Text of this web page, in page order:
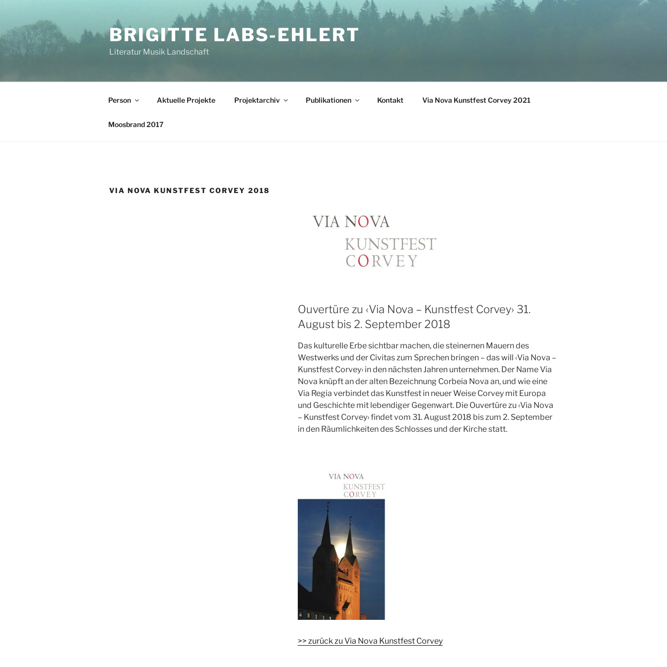
springen
BRIGITTE LABS-EHLERT
Literatur Musik Landschaft
Person Aktuelle Projekte Projektarchiv Publikationen Kontakt Via Nova Kunstfest Corvey 2021
Moosbrand 2017
VIA NOVA KUNSTFEST CORVEY 2018
Ouvertüre zu ‹Via Nova – Kunstfest Corvey› 31.
August bis 2. September 2018
Das kulturelle Erbe sichtbar machen, die steinernen Mauern des
Westwerks und der Civitas zum Sprechen bringen – das will ‹Via Nova –
Kunstfest Corvey› in den nächsten Jahren unternehmen. Der Name Via
Nova knüpft an der alten Bezeichnung Corbeia Nova an, und wie eine
Via Regia verbindet das Kunstfest in neuer Weise Corvey mit Europa
und Geschichte mit lebendiger Gegenwart. Die Ouvertüre zu ‹Via Nova
– Kunstfest Corvey› findet vom 31. August 2018 bis zum 2. September
in den Räumlichkeiten des Schlosses und der Kirche statt.
>> zurück zu Via Nova Kunstfest Corvey